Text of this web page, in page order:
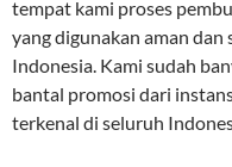
tempat kami proses
yang digunakan aman
Indonesia. Kami sudah
bantal promosi dari
terkenal di seluruh